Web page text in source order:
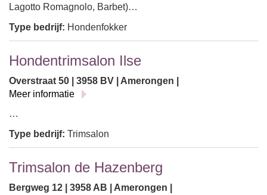
Lagotto Romagnolo, Barbet)…
Type bedrijf: Hondenfokker
Hondentrimsalon Ilse
Overstraat 50 | 3958 BV | Amerongen |
Meer informatie
…
Type bedrijf: Trimsalon
Trimsalon de Hazenberg
Bergweg 12 | 3958 AB | Amerongen |